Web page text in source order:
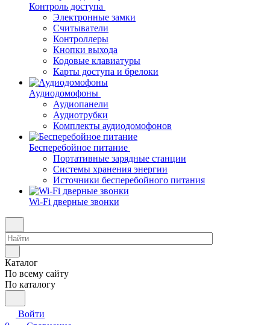
Контроль доступа
Электронные замки
Считыватели
Контроллеры
Кнопки выхода
Кодовые клавиатуры
Карты доступа и брелоки
Аудиодомофоны
Аудиопанели
Аудиотрубки
Комплекты аудиодомофонов
Бесперебойное питание
Портативные зарядные станции
Системы хранения энергии
Источники бесперебойного питания
Wi-Fi дверные звонки
Каталог
По всему сайту
По каталогу
Войти